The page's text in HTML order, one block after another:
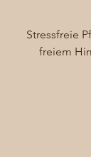
Stressfreie
freiem